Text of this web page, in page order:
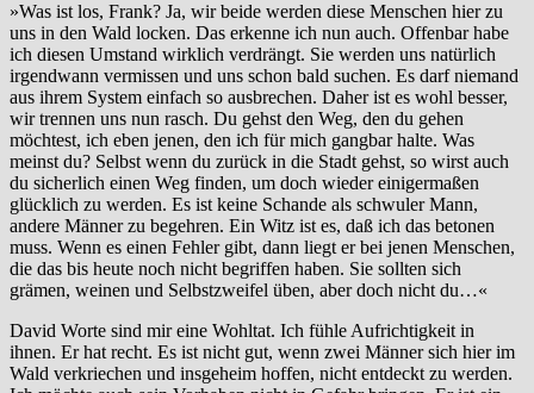
»Was ist los, Frank? Ja, wir beide werden diese Menschen hier zu
uns in den Wald locken. Das erkenne ich nun auch. Offenbar habe
ich diesen Umstand wirklich verdrängt. Sie werden uns natürlich
irgendwann vermissen und uns schon bald suchen. Es darf niemand
aus ihrem System einfach so ausbrechen. Daher ist es wohl besser,
wir trennen uns nun rasch. Du gehst den Weg, den du gehen
möchtest, ich eben jenen, den ich für mich gangbar halte. Was
meinst du? Selbst wenn du zurück in die Stadt gehst, so wirst auch
du sicherlich einen Weg finden, um doch wieder einigermaßen
glücklich zu werden. Es ist keine Schande als schwuler Mann,
andere Männer zu begehren. Ein Witz ist es, daß ich das betonen
muss. Wenn es einen Fehler gibt, dann liegt er bei jenen Menschen,
die das bis heute noch nicht begriffen haben. Sie sollten sich
grämen, weinen und Selbstzweifel üben, aber doch nicht du…«
David Worte sind mir eine Wohltat. Ich fühle Aufrichtigkeit in
ihnen. Er hat recht. Es ist nicht gut, wenn zwei Männer sich hier im
Wald verkriechen und insgeheim hoffen, nicht entdeckt zu werden.